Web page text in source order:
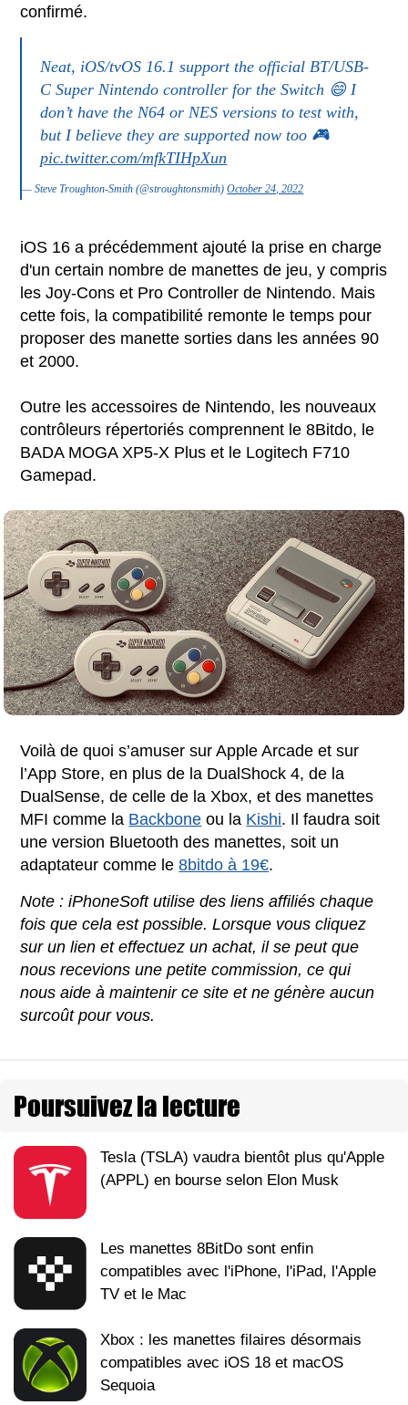
confirmé.
Neat, iOS/tvOS 16.1 support the official BT/USB-
C Super Nintendo controller for the Switch 😄 I
don’t have the N64 or NES versions to test with,
but I believe they are supported now too 🎮
pic.twitter.com/mfkTIHpXun
— Steve Troughton-Smith (@stroughtonsmith)October 24, 2022
iOS 16 a précédemment ajouté la prise en charge
d'un certain nombre de manettes de jeu, y compris
les Joy-Cons et Pro Controller de Nintendo. Mais
cette fois, la compatibilité remonte le temps pour
proposer des manette sorties dans les années 90
et 2000.
Outre les accessoires de Nintendo, les nouveaux
contrôleurs répertoriés comprennent le 8Bitdo, le
BADA MOGA XP5-X Plus et le Logitech F710
Gamepad.
Voilà de quoi s’amuser sur Apple Arcade et sur
l’App Store, en plus de la DualShock 4, de la
DualSense, de celle de la Xbox, et des manettes
MFI comme la Backbone ou la Kishi. Il faudra soit
une version Bluetooth des manettes, soit un
adaptateur comme le8bitdo à 19€.
Note : iPhoneSoft utilise des liens affiliés chaque
fois que cela est possible. Lorsque vous cliquez
sur un lien et effectuez un achat, il se peut que
nous recevions une petite commission, ce qui
nous aide à maintenir ce site et ne génère aucun
surcoût pour vous.
Poursuivez la lecture
Tesla (TSLA) vaudra bientôt plus qu'Apple
(APPL) en bourse selon Elon Musk
Les manettes 8BitDo sont enfin
compatibles avec l'iPhone, l'iPad, l'Apple
TV et le Mac
Xbox : les manettes filaires désormais
compatibles avec iOS 18 et macOS
Sequoia